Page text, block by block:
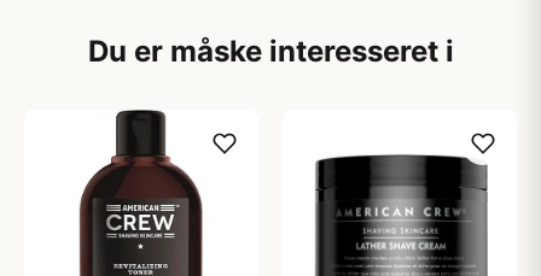
Du er måske interesseret i